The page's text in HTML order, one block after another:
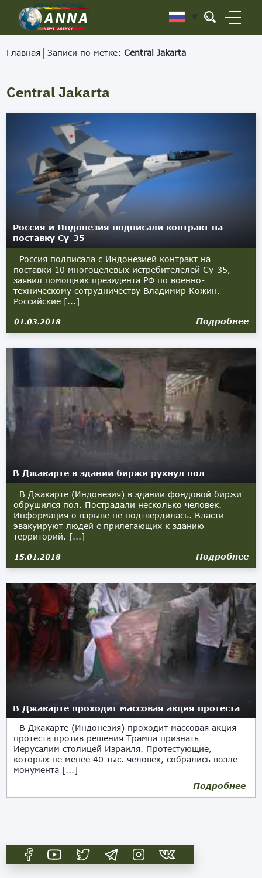
Главная Записи по метке:Central Jakarta
Central Jakarta
Россия и Индонезия подписали контракт на
поставку Су-35
Россия подписала с Индонезией контракт на
поставки 10 многоцелевых истребителелей Су-35,
заявил помощник президента РФ по военно-
техническому сотрудничеству Владимир Кожин.
Российские [...]
01.03.2018 Подробнее
В Джакарте в здании биржи рухнул пол
В Джакарте (Индонезия) в здании фондовой биржи
обрушился пол. Пострадали несколько человек.
Информация о взрыве не подтвердилась. Власти
эвакуируют людей с прилегающих к зданию
территорий. [...]
15.01.2018 Подробнее
В Джакарте проходит массовая акция протеста
В Джакарте (Индонезия) проходит массовая акция
протеста против решения Трампа признать
Иерусалим столицей Израиля. Протестующие,
которых не менее 40 тыс. человек, собрались возле
монумента [...]
Подробнее